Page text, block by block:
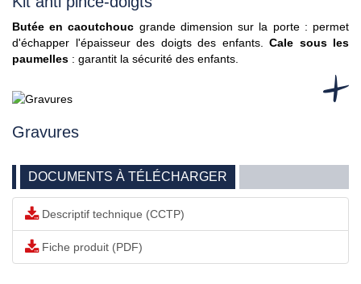
Butée en caoutchouc grande dimension sur la porte : permet
d'échapper l'épaisseur des doigts des enfants. Cale sous les
paumelles : garantit la sécurité des enfants.
Gravures
DOCUMENTS À TÉLÉCHARGER
Descriptif technique (CCTP)
Fiche produit (PDF)